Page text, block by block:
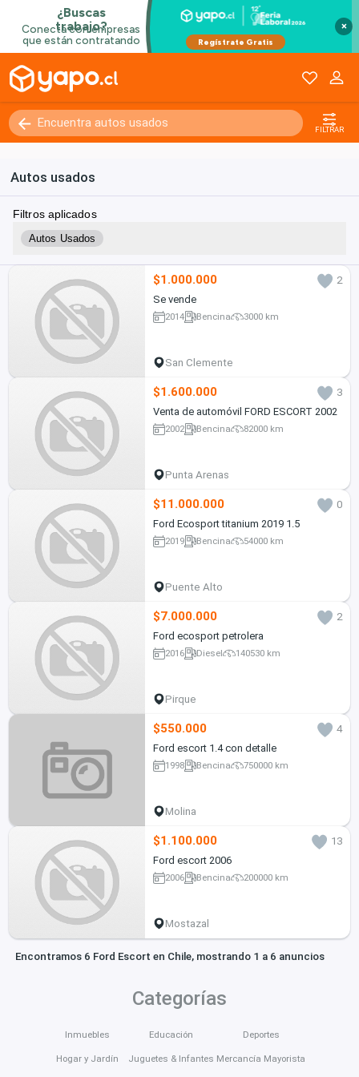
×
FILTRAR
Autos usados
Filtros aplicados
Autos Usados
$1.000.000
2
Se vende
2014 Bencina 3000 km
San Clemente
$1.600.000
3
Venta de automóvil FORD ESCORT 2002
2002 Bencina 82000 km
Punta Arenas
$11.000.000
0
Ford Ecosport titanium 2019 1.5
2019 Bencina 54000 km
Puente Alto
$7.000.000
2
Ford ecosport petrolera
2016 Diesel 140530 km
Pirque
$550.000
4
Ford escort 1.4 con detalle
1998 Bencina 750000 km
Molina
$1.100.000
13
Ford escort 2006
2006 Bencina 200000 km
Mostazal
Encontramos 6 Ford Escort en Chile, mostrando 1 a 6 anuncios
Categorías
Inmuebles
Hogar y Jardín
Educación
Juguetes & Infantes
Deportes
Mercancía Mayorista